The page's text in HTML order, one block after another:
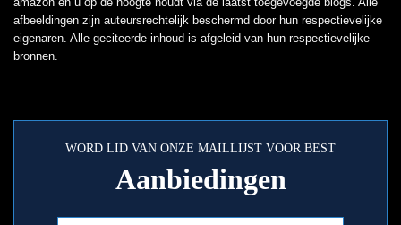
afbeeldingen zijn auteursrechtelijk beschermd door hun respectievelijke
eigenaren. Alle geciteerde inhoud is afgeleid van hun respectievelijke
bronnen.
WORD LID VAN ONZE MAILLIJST VOOR BEST
Aanbiedingen